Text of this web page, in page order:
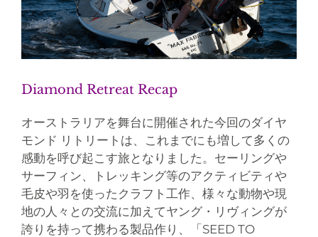
Diamond Retreat Recap
オーストラリアを舞台に開催された今回のダイヤ
モンド リトリートは、これまでにも増して多くの
感動を呼び起こす旅となりました。セーリングや
サーフィン、トレッキング等のアクティビティや
毛皮や羽を使ったクラフト工作、様々な動物や現
地の人々との交流に加えてヤング・リヴィングが
誇りを持って携わる製品作り、「SEED TO